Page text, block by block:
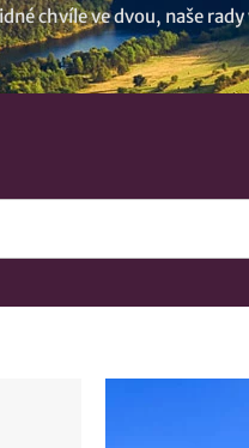
chvíle ve dvou, naše